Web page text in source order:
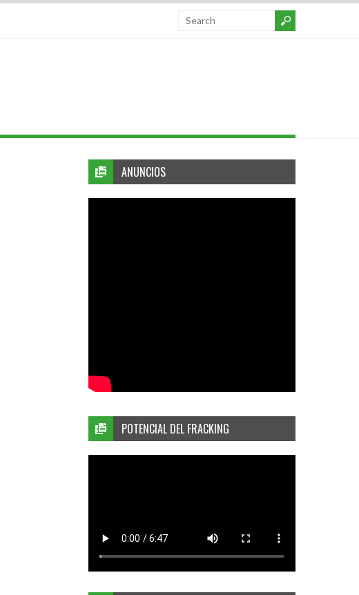
ANUNCIOS
POTENCIAL DEL FRACKING